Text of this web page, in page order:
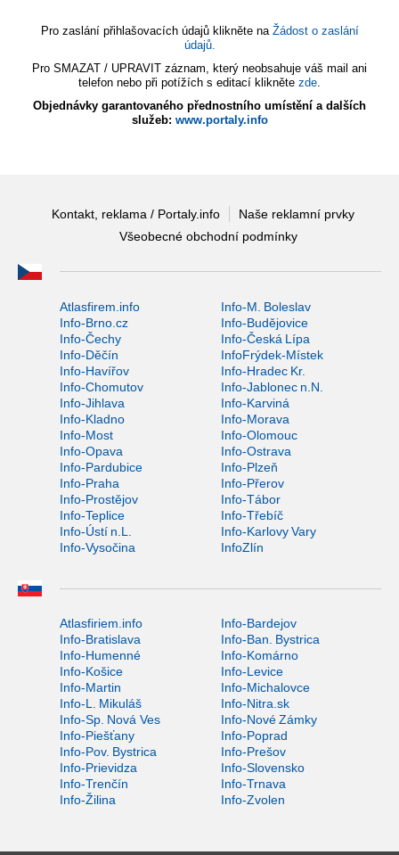
Pro zaslání přihlašovacích údajů klikněte na Žádost o zaslání
údajů.
Pro SMAZAT / UPRAVIT záznam, který neobsahuje váš mail ani
telefon nebo při potížích s editací klikněte zde.
Objednávky garantovaného přednostního umístění a dalších
služeb: www.portaly.info
Kontakt, reklama / Portaly.info
Naše reklamní prvky
Všeobecné obchodní podmínky
Atlasfirem.info
Info-M. Boleslav
Info-Brno.cz
Info-Budějovice
Info-Čechy
Info-Česká Lípa
Info-Děčín
InfoFrýdek-Místek
Info-Havířov
Info-Hradec Kr.
Info-Chomutov
Info-Jablonec n.N.
Info-Jihlava
Info-Karviná
Info-Kladno
Info-Morava
Info-Most
Info-Olomouc
Info-Opava
Info-Ostrava
Info-Pardubice
Info-Plzeň
Info-Praha
Info-Přerov
Info-Prostějov
Info-Tábor
Info-Teplice
Info-Třebíč
Info-Ústí n.L.
Info-Karlovy Vary
Info-Vysočina
InfoZlín
Atlasfiriem.info
Info-Bardejov
Info-Bratislava
Info-Ban. Bystrica
Info-Humenné
Info-Komárno
Info-Košice
Info-Levice
Info-Martin
Info-Michalovce
Info-L. Mikuláš
Info-Nitra.sk
Info-Sp. Nová Ves
Info-Nové Zámky
Info-Piešťany
Info-Poprad
Info-Pov. Bystrica
Info-Prešov
Info-Prievidza
Info-Slovensko
Info-Trenčín
Info-Trnava
Info-Žilina
Info-Zvolen